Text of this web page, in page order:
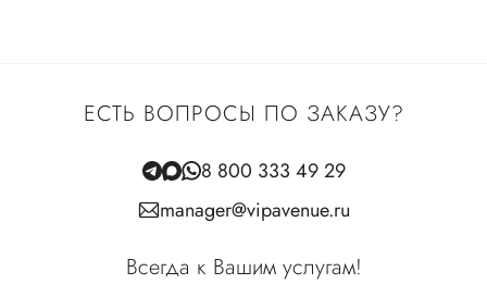
ЕСТЬ ВОПРОСЫ ПО ЗАКАЗУ?
8 800 333 49 29
manager@vipavenue.ru
Всегда к Вашим услугам!